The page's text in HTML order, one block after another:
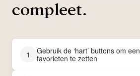
compleet.
1
Gebruik de ‘hart’ buttons om
favorieten te zetten